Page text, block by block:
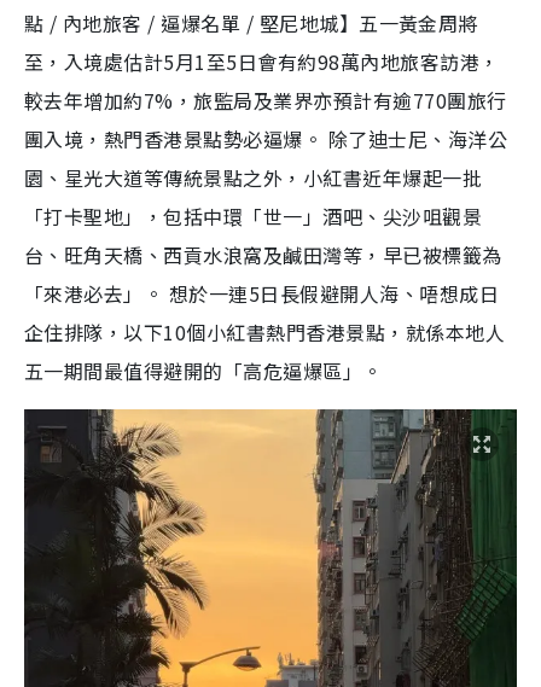
點 / 內地旅客 / 逼爆名單 / 堅尼地城】五一黃金周將
至，入境處估計5月1至5日會有約98萬內地旅客訪港，
較去年增加約7%，旅監局及業界亦預計有逾770團旅行
團入境，熱門香港景點勢必逼爆。 除了迪士尼、海洋公
園、星光大道等傳統景點之外，小紅書近年爆起一批
「打卡聖地」，包括中環「世一」酒吧、尖沙咀觀景
台、旺角天橋、西貢水浪窩及鹹田灣等，早已被標籤為
「來港必去」。 想於一連5日長假避開人海、唔想成日
企住排隊，以下10個小紅書熱門香港景點，就係本地人
五一期間最值得避開的「高危逼爆區」。